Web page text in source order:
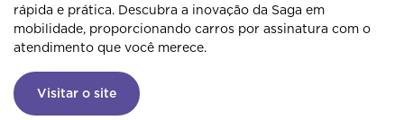
rápida e prática. Descubra a inovação da Saga em
mobilidade, proporcionando carros por assinatura com o
atendimento que você merece.
Visitar o site